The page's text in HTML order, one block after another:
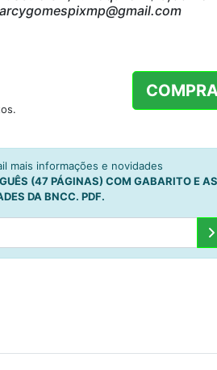
mais informações e novidades
(47 PÁGINAS) COM GABARITO E AS
DA BNCC. PDF.